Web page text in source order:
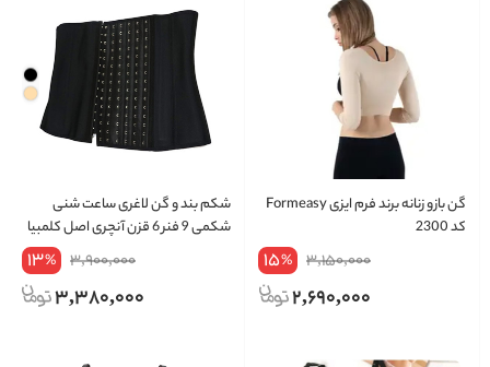
گن بازو زنانه برند فرم ایزی Formeasy
کد 2300
3,150,000
15%
2,690,000
شکم بند و گن لاغری ساعت شنی
شکمی 9 فنر 6 قزن آنچری اصل کلمبیا
3,900,000
13%
3,380,000